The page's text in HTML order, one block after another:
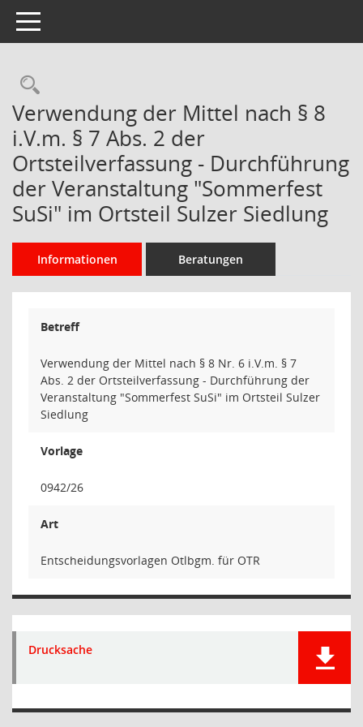
Toggle navigation
Rechercheauswahl
Verwendung der Mittel nach § 8
i.V.m. § 7 Abs. 2 der
Ortsteilverfassung - Durchführung
der Veranstaltung "Sommerfest
SuSi" im Ortsteil Sulzer Siedlung
Informationen Beratungen
Betreff
Verwendung der Mittel nach § 8 Nr. 6 i.V.m. § 7
Abs. 2 der Ortsteilverfassung - Durchführung der
Veranstaltung "Sommerfest SuSi" im Ortsteil Sulzer
Siedlung
Vorlage
0942/26
Art
Entscheidungsvorlagen Otlbgm. für OTR
Drucksache